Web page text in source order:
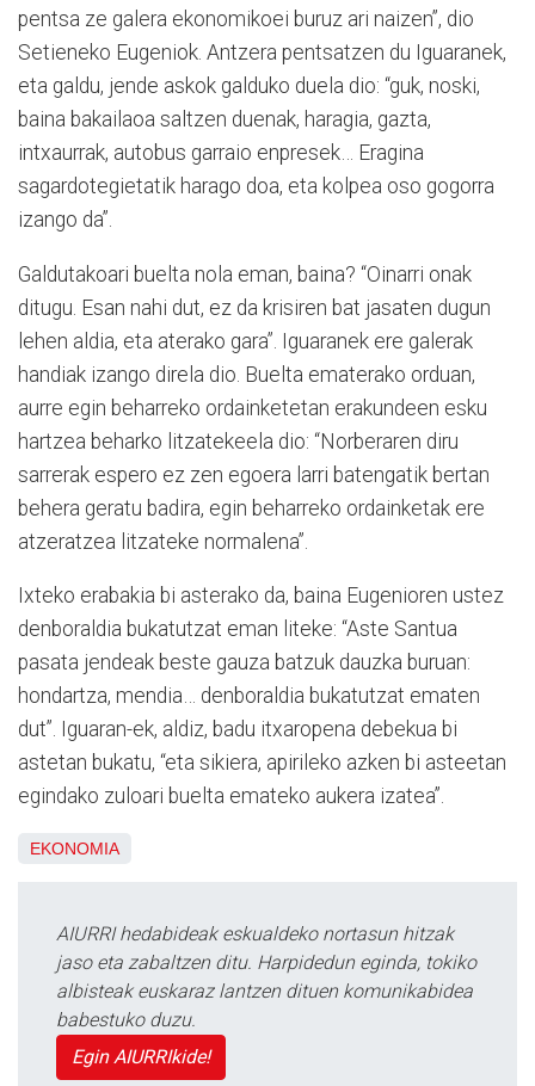
pentsa ze galera ekonomikoei buruz ari naizen”, dio
Setieneko Eugeniok. Antzera pentsatzen du Iguaranek,
eta galdu, jende askok galduko duela dio: “guk, noski,
baina bakailaoa saltzen duenak, haragia, gazta,
intxaurrak, autobus garraio enpresek… Eragina
sagardotegietatik harago doa, eta kolpea oso gogorra
izango da”.
Galdutakoari buelta nola eman, baina? “Oinarri onak
ditugu. Esan nahi dut, ez da krisiren bat jasaten dugun
lehen aldia, eta aterako gara”. Iguaranek ere galerak
handiak izango direla dio. Buelta ematerako orduan,
aurre egin beharreko ordainketetan erakundeen esku
hartzea beharko litzatekeela dio: “Norberaren diru
sarrerak espero ez zen egoera larri batengatik bertan
behera geratu badira, egin beharreko ordainketak ere
atzeratzea litzateke normalena”.
Ixteko erabakia bi asterako da, baina Eugenioren ustez
denboraldia bukatutzat eman liteke: “Aste Santua
pasata jendeak beste gauza batzuk dauzka buruan:
hondartza, mendia… denboraldia bukatutzat ematen
dut”. Iguaran-ek, aldiz, badu itxaropena debekua bi
astetan bukatu, “eta sikiera, apirileko azken bi asteetan
egindako zuloari buelta emateko aukera izatea”.
EKONOMIA
AIURRI hedabideak eskualdeko nortasun hitzak
jaso eta zabaltzen ditu. Harpidedun eginda, tokiko
albisteak euskaraz lantzen dituen komunikabidea
babestuko duzu.
Egin AIURRIkide!